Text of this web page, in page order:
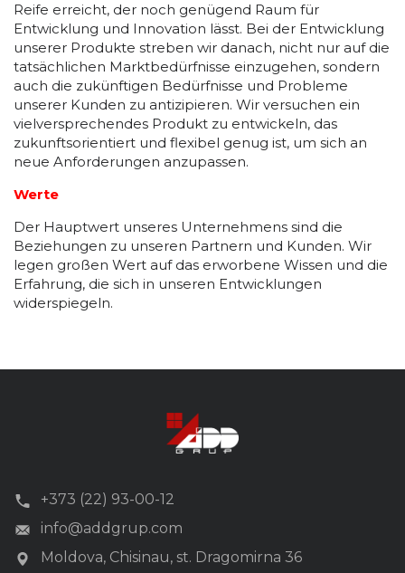
Reife erreicht, der noch genügend Raum für
Entwicklung und Innovation lässt. Bei der Entwicklung
unserer Produkte streben wir danach, nicht nur auf die
tatsächlichen Marktbedürfnisse einzugehen, sondern
auch die zukünftigen Bedürfnisse und Probleme
unserer Kunden zu antizipieren. Wir versuchen ein
vielversprechendes Produkt zu entwickeln, das
zukunftsorientiert und flexibel genug ist, um sich an
neue Anforderungen anzupassen.
Werte
Der Hauptwert unseres Unternehmens sind die
Beziehungen zu unseren Partnern und Kunden. Wir
legen großen Wert auf das erworbene Wissen und die
Erfahrung, die sich in unseren Entwicklungen
widerspiegeln.
+373 (22) 93-00-12
info@addgrup.com
Moldova, Chisinau, st. Dragomirna 36